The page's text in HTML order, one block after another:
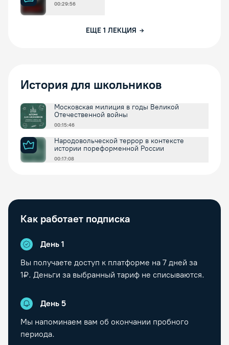
00:29:56
ЕЩЕ 1 ЛЕКЦИЯ
История для школьников
Московская милиция в годы Великой
Отечественной войны
00:15:46
Народовольческой террор в контексте
истории пореформенной России
00:17:08
Как работает подписка
День 1
Вы получаете доступ к платформе на 7 дней за
1₽. Деньги за выбранный тариф не списываются.
День 5
Мы напоминаем вам об окончании пробного
периода.